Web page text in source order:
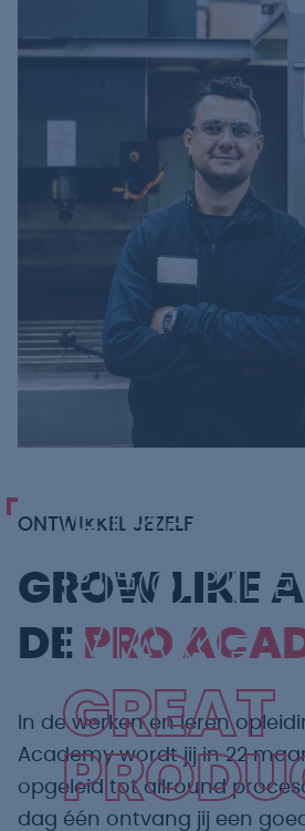
GREAT
PEOPLE
MAKE
GREAT
ONTWIKKEL JEZELF
GROW LIKE
DE PRO
In de werken en leren
Academy wordt jij in 22
opgeleid tot allround
dag één ontvang jij een